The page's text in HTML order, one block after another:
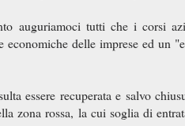
auguriamoci tutti che i corsi
economiche delle imprese ed un
essere recuperata e salvo
zona rossa, la cui soglia di